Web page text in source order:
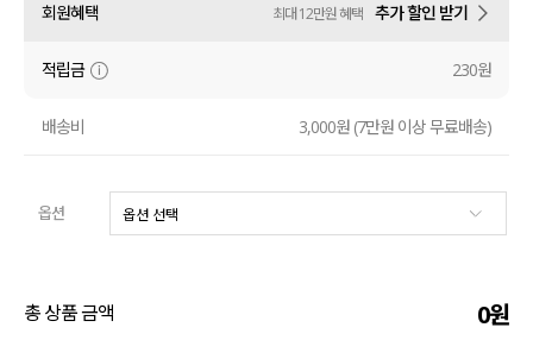
셔츠
원피스
니트
회원혜택 최대 12만원 혜택 추가 할인 받기
적립금 230원
배송비 3,000원 (7만원 이상 무료배송)
옵션
총 상품 금액 0원